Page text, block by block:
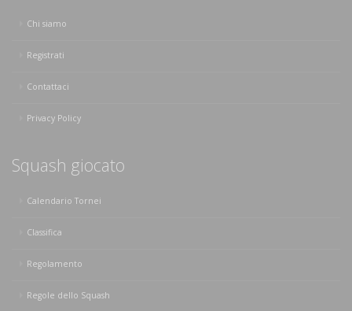
Chi siamo
Registrati
Contattaci
Privacy Policy
Squash giocato
Calendario Tornei
Classifica
Regolamento
Regole dello Squash